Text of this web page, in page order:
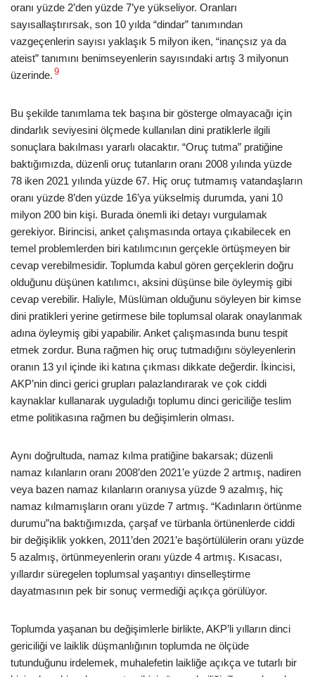
oranı yüzde 2’den yüzde 7’ye yükseliyor. Oranları
sayısallaştırırsak, son 10 yılda “dindar” tanımından
vazgeçenlerin sayısı yaklaşık 5 milyon iken, “inançsız ya da
ateist” tanımını benimseyenlerin sayısındaki artış 3 milyonun
üzerinde. 9
Bu şekilde tanımlama tek başına bir gösterge olmayacağı için
dindarlık seviyesini ölçmede kullanılan dini pratiklerle ilgili
sonuçlara bakılması yararlı olacaktır. “Oruç tutma” pratiğine
baktığımızda, düzenli oruç tutanların oranı 2008 yılında yüzde
78 iken 2021 yılında yüzde 67. Hiç oruç tutmamış vatandaşların
oranı yüzde 8’den yüzde 16’ya yükselmiş durumda, yani 10
milyon 200 bin kişi. Burada önemli iki detayı vurgulamak
gerekiyor. Birincisi, anket çalışmasında ortaya çıkabilecek en
temel problemlerden biri katılımcının gerçekle örtüşmeyen bir
cevap verebilmesidir. Toplumda kabul gören gerçeklerin doğru
olduğunu düşünen katılımcı, aksini düşünse bile öyleymiş gibi
cevap verebilir. Haliyle, Müslüman olduğunu söyleyen bir kimse
dini pratikleri yerine getirmese bile toplumsal olarak onaylanmak
adına öyleymiş gibi yapabilir. Anket çalışmasında bunu tespit
etmek zordur. Buna rağmen hiç oruç tutmadığını söyleyenlerin
oranın 13 yıl içinde iki katına çıkması dikkate değerdir. İkincisi,
AKP’nin dinci gerici grupları palazlandırarak ve çok ciddi
kaynaklar kullanarak uyguladığı toplumu dinci gericiliğe teslim
etme politikasına rağmen bu değişimlerin olması.
Aynı doğrultuda, namaz kılma pratiğine bakarsak; düzenli
namaz kılanların oranı 2008’den 2021’e yüzde 2 artmış, nadiren
veya bazen namaz kılanların oranıysa yüzde 9 azalmış, hiç
namaz kılmamışların oranı yüzde 7 artmış. “Kadınların örtünme
durumu”na baktığımızda, çarşaf ve türbanla örtünenlerde ciddi
bir değişiklik yokken, 2011’den 2021’e başörtülülerin oranı yüzde
5 azalmış, örtünmeyenlerin oranı yüzde 4 artmış. Kısacası,
yıllardır süregelen toplumsal yaşantıyı dinselleştirme
dayatmasının pek bir sonuç vermediği açıkça görülüyor.
Toplumda yaşanan bu değişimlerle birlikte, AKP’li yılların dinci
gericiliği ve laiklik düşmanlığının toplumda ne ölçüde
tutunduğunu irdelemek, muhalefetin laikliğe açıkça ve tutarlı bir